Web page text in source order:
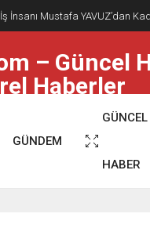
İş İnsanı Mustafa YAVUZ’dan
GÜNDEM
GÜNCEL
HABER